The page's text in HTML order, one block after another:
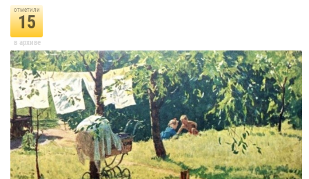
отметили
15
в архиве